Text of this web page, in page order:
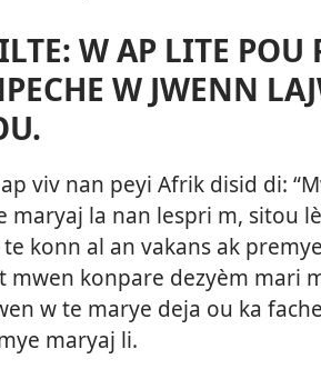
W AP LITE POU
W JWENN
viv nan peyi Afrik disid di:
maryaj la nan lespri m, sitou
konn al an vakans ak
mwen konpare dezyèm mari
w te marye deja ou ka
maryaj li.